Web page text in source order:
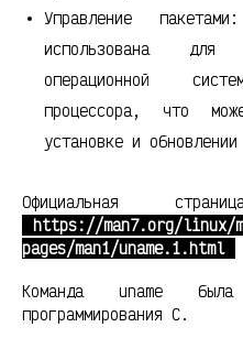
Управление
использована для
операционной
процессора, что
установке и
Официальная
https://man7.org/linux/
pages/man1/uname.1.html
Команда uname
программирования C.